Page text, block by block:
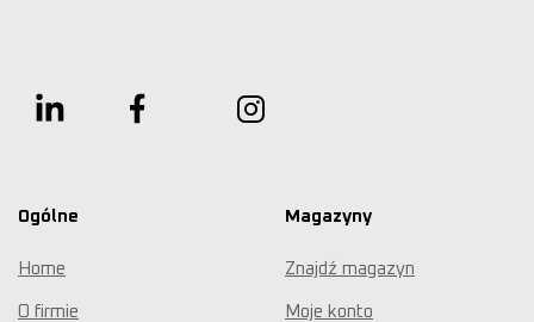
Ogólne
Home
O firmie
Magazyny
Znajdź magazyn
Moje konto